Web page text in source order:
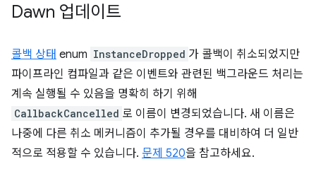
Dawn 업데이트
콜백 상태 enum InstanceDropped 가 콜백이 취소되었지만
파이프라인 컴파일과 같은 이벤트와 관련된 백그라운드 처리는
계속 실행될 수 있음을 명확히 하기 위해
CallbackCancelled 로 이름이 변경되었습니다. 새 이름은
나중에 다른 취소 메커니즘이 추가될 경우를 대비하여 더 일반
적으로 적용할 수 있습니다. 문제 520을 참고하세요.